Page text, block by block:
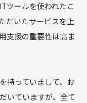
ツールを使われたこ
だいたサービスを上
支援の重要性は高ま
持っていまして、お
いていますが、全て